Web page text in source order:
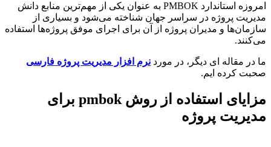
امروزه استاندارد PMBOK به عنوان یکی از مهم‌ترین منابع دانش
پروژه در سراسر جهان شناخته می‌شود و بسیاری از
و مدیران پروژه از آن برای اجرای موفق پروژه‌ها استفاده
مقاله ای دیگر، در موردنرم افزار مدیریت پروژه فارسی
کرده ایم.
مزایای استفاده از روش pmbok برای
پروژه